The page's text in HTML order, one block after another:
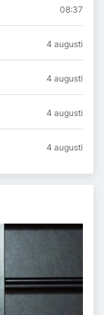
08:37
4 augusti
4 augusti
4 augusti
4 augusti